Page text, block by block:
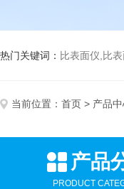
热门关键词： 比表面仪,比表面
当前位置： 首页 > 产品
产品
PRODUCT